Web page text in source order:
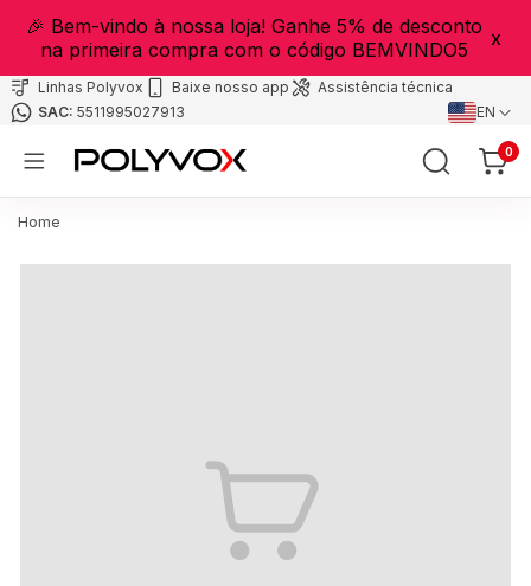
🎉 Bem-vindo à nossa loja! Ganhe 5% de desconto
na primeira compra com o código BEMVINDO5
x
Linhas Polyvox Baixe nosso app
Assistência técnica
5511995027913
EN
0
Home